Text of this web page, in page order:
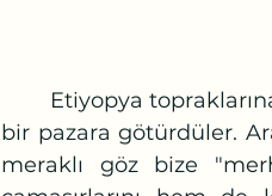
bir pazara götürdüler.
meraklı göz bize